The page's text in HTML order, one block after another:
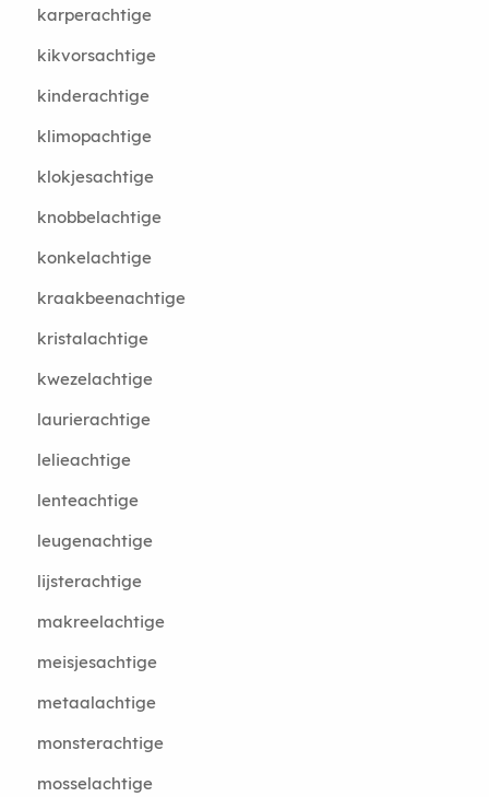
karperachtige
kikvorsachtige
kinderachtige
klimopachtige
klokjesachtige
knobbelachtige
konkelachtige
kraakbeenachtige
kristalachtige
kwezelachtige
laurierachtige
lelieachtige
lenteachtige
leugenachtige
lijsterachtige
makreelachtige
meisjesachtige
metaalachtige
monsterachtige
mosselachtige